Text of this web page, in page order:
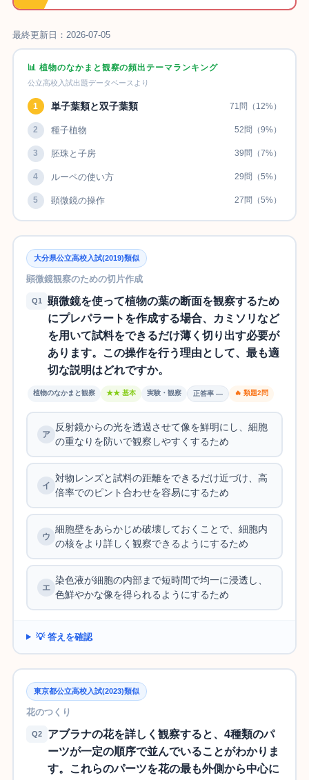
最終更新日：2026-07-05
📊 植物のなかまと観察の頻出テーマランキング
公立高校入試出題データベースより
1 単子葉類と双子葉類 71問（12%）
2 種子植物 52問（9%）
3 胚珠と子房 39問（7%）
4 ルーペの使い方 29問（5%）
5 顕微鏡の操作 27問（5%）
大分県公立高校入試(2019)類似
顕微鏡観察のための切片作成
Q1
顕微鏡を使って植物の葉の断面を観察するため
にプレパラートを作成する場合、カミソリなど
を用いて試料をできるだけ薄く切り出す必要が
あります。この操作を行う理由として、最も適
切な説明はどれですか。
植物のなかまと観察 ★★ 基本 実験・観察 正答率 — 🔥 類題2問
反射鏡からの光を透過させて像を鮮明にし、細胞
の重なりを防いで観察しやすくするため
対物レンズと試料の距離をできるだけ近づけ、高
倍率でのピント合わせを容易にするため
細胞壁をあらかじめ破壊しておくことで、細胞内
の核をより詳しく観察できるようにするため
染色液が細胞の内部まで短時間で均一に浸透し、
色鮮やかな像を得られるようにするため
💡 答えを確認
東京都公立高校入試(2023)類似
花のつくり
Q2
アブラナの花を詳しく観察すると、4種類のパ
ーツが一定の順序で並んでいることがわかりま
す。これらのパーツを花の最も外側から中心に